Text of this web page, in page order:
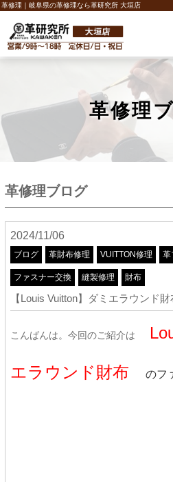
革修理｜岐阜県の革修理なら革研究所 大垣店
革修理
革修理ブログ
2024/11/06
ブログ 革財布修理 VUITTON修理 革
ファスナー交換 縫製修理 財布
【Louis Vuitton】ダミエラウンド
こんばんは。今回のご紹介は
エラウンド財布 のフ